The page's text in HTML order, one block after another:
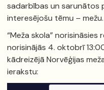
sadarbības un sarunātos
interesējošu tēmu – mežu.
“Meža skola” norisināsies
norisinājās 4. oktobrī
kādreizējā Norvēģijas
ierakstu: